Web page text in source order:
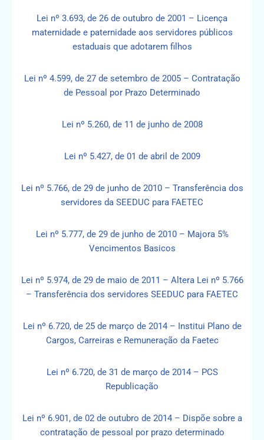
Lei nº 3.693, de 26 de outubro de 2001 – Licença
maternidade e paternidade aos servidores públicos
estaduais que adotarem filhos
Lei nº 4.599, de 27 de setembro de 2005 – Contratação
de Pessoal por Prazo Determinado
Lei nº 5.260, de 11 de junho de 2008
Lei nº 5.427, de 01 de abril de 2009
Lei nº 5.766, de 29 de junho de 2010 – Transferência dos
servidores da SEEDUC para FAETEC
Lei nº 5.777, de 29 de junho de 2010 – Majora 5%
Vencimentos Basicos
Lei nº 5.974, de 29 de maio de 2011 – Altera Lei nº 5.766
– Transferência dos servidores SEEDUC para FAETEC
Lei nº 6.720, de 25 de março de 2014 – Institui Plano de
Cargos, Carreiras e Remuneração da Faetec
Lei nº 6.720, de 31 de março de 2014 – PCS
Republicação
Lei nº 6.901, de 02 de outubro de 2014 – Dispõe sobre a
contratação de pessoal por prazo determinado